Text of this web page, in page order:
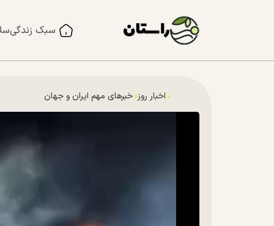
سبک زندگی
اخبار روز خبرهای مهم ایران و جهان